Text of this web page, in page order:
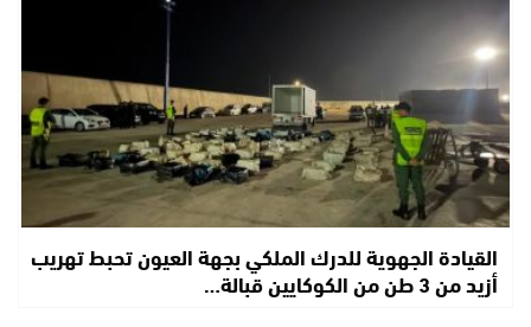
القيادة الجهوية للدرك الملكي بجهة العيون تحبط تهريب
أزيد من 3 طن من الكوكايين قبالة…